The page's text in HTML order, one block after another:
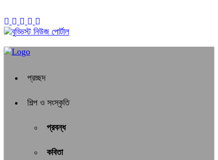
প্রচ্ছদ
শিল্প ও সংস্কৃতি
প্রবন্ধ
কবিতা